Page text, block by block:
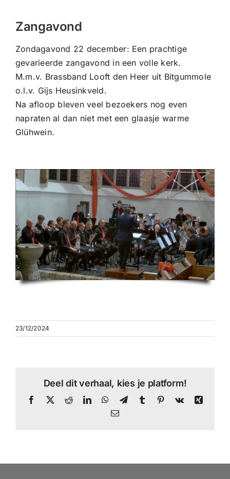
Zoeken
Zangavond
Zondagavond 22 december: Een prachtige
gevarieerde zangavond in een volle kerk.
M.m.v. Brassband Looft den Heer uit Bitgummole
o.l.v. Gijs Heusinkveld.
Na afloop bleven veel bezoekers nog even
napraten al dan niet met een glaasje warme
Glühwein.
23/12/2024
Deel dit verhaal, kies je platform!
Facebook
X RedditLinkedInWhatsApp
TelegramTumblr Pinterest
Vk
Xing
E-